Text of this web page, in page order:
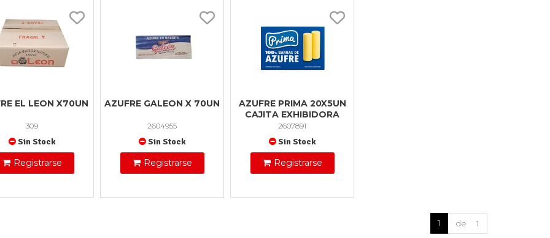
EL LEON X70UN
309
Sin Stock
Registrarse
AZUFRE GALEON X 70UN
2604955
Sin Stock
Registrarse
AZUFRE PRIMA 20X5UN
CAJITA EXHIBIDORA
2607891
Sin Stock
Registrarse
1 de 1